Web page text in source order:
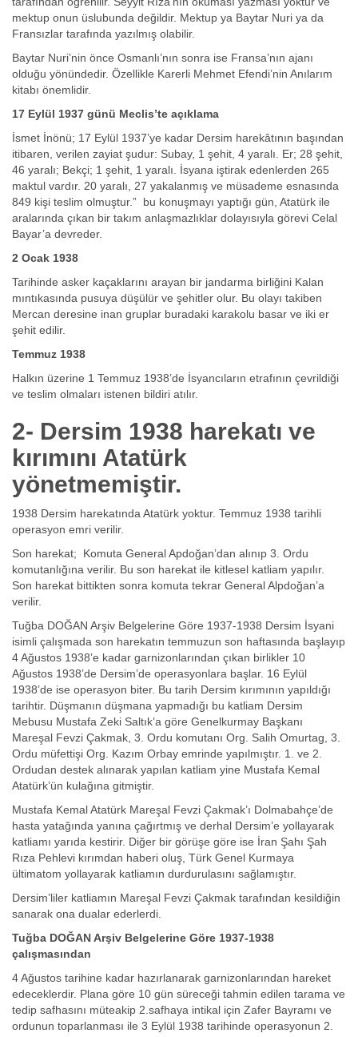
mektup onun üslubunda değildir. Mektup ya Baytar Nuri ya da
Fransızlar tarafında yazılmış olabilir.
Baytar Nuri’nin önce Osmanlı’nın sonra ise Fransa’nın ajanı
olduğu yönündedir. Özellikle Karerli Mehmet Efendi’nin Anılarım
kitabı önemlidir.
17 Eylül 1937 günü Meclis’te açıklama
İsmet İnönü; 17 Eylül 1937’ye kadar Dersim harekâtının başından
itibaren, verilen zayiat şudur: Subay, 1 şehit, 4 yaralı. Er; 28 şehit,
46 yaralı; Bekçi; 1 şehit, 1 yaralı. İsyana iştirak edenlerden 265
maktul vardır. 20 yaralı, 27 yakalanmış ve müsademe esnasında
849 kişi teslim olmuştur.” bu konuşmayı yaptığı gün, Atatürk ile
aralarında çıkan bir takım anlaşmazlıklar dolayısıyla görevi Celal
Bayar’a devreder.
2 Ocak 1938
Tarihinde asker kaçaklarını arayan bir jandarma birliğini Kalan
mıntıkasında pusuya düşülür ve şehitler olur. Bu olayı takiben
Mercan deresine inan gruplar buradaki karakolu basar ve iki er
şehit edilir.
Temmuz 1938
Halkın üzerine 1 Temmuz 1938’de İsyancıların etrafının çevrildiği
ve teslim olmaları istenen bildiri atılır.
2- Dersim 1938 harekatı ve
kırımını Atatürk
yönetmemiştir.
1938 Dersim harekatında Atatürk yoktur. Temmuz 1938 tarihli
operasyon emri verilir.
Son harekat; Komuta General Apdoğan’dan alınıp 3. Ordu
komutanlığına verilir. Bu son harekat ile kitlesel katliam yapılır.
Son harekat bittikten sonra komuta tekrar General Alpdoğan’a
verilir.
Tuğba DOĞAN Arşiv Belgelerine Göre 1937-1938 Dersim İsyani
isimli çalışmada son harekatın temmuzun son haftasında başlayıp
4 Ağustos 1938’e kadar garnizonlarından çıkan birlikler 10
Ağustos 1938’de Dersim’de operasyonlara başlar. 16 Eylül
1938’de ise operasyon biter. Bu tarih Dersim kırımının yapıldığı
tarihtir. Düşmanın düşmana yapmadığı bu katliam Dersim
Mebusu Mustafa Zeki Saltık’a göre Genelkurmay Başkanı
Mareşal Fevzi Çakmak, 3. Ordu komutanı Org. Salih Omurtag, 3.
Ordu müfettişi Org. Kazım Orbay emrinde yapılmıştır. 1. ve 2.
Ordudan destek alınarak yapılan katliam yine Mustafa Kemal
Atatürk’ün kulağına gitmiştir.
Mustafa Kemal Atatürk Mareşal Fevzi Çakmak’ı Dolmabahçe’de
hasta yatağında yanına çağırtmış ve derhal Dersim’e yollayarak
katliamı yarıda kestirir. Diğer bir görüşe göre ise İran Şahı Şah
Rıza Pehlevi kırımdan haberi oluş, Türk Genel Kurmaya
ültimatom yollayarak katliamın durdurulasını sağlamıştır.
Dersim’liler katliamın Mareşal Fevzi Çakmak tarafından kesildiğin
sanarak ona dualar ederlerdi.
Tuğba DOĞAN Arşiv Belgelerine Göre 1937-1938
çalışmasından
4 Ağustos tarihine kadar hazırlanarak garnizonlarından hareket
edeceklerdir. Plana göre 10 gün süreceği tahmin edilen tarama ve
tedip safhasını müteakip 2.safhaya intikal için Zafer Bayramı ve
ordunun toparlanması ile 3 Eylül 1938 tarihinde operasyonun 2.